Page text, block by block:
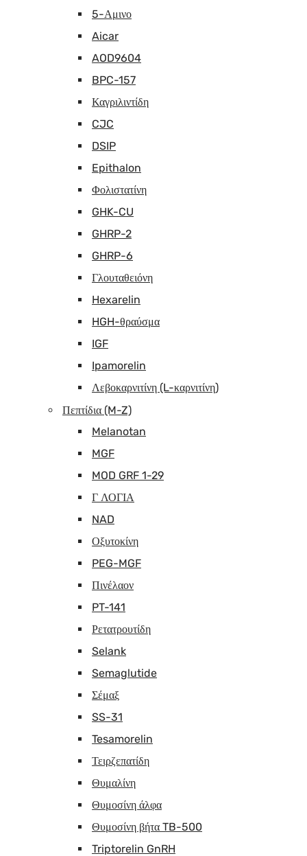
5-Αμινο
Aicar
AOD9604
BPC-157
Καγριλιντίδη
CJC
DSIP
Epithalon
Φολιστατίνη
GHK-CU
GHRP-2
GHRP-6
Γλουταθειόνη
Hexarelin
HGH-θραύσμα
IGF
Ipamorelin
Λεβοκαρνιτίνη (L-καρνιτίνη)
Πεπτίδια (M-Z)
Melanotan
MGF
MOD GRF 1-29
Γ ΛΟΓΙΑ
NAD
Οξυτοκίνη
PEG-MGF
Πινέλαον
PT-141
Ρετατρουτίδη
Selank
Semaglutide
Σέμαξ
SS-31
Tesamorelin
Τειρζεπατίδη
Θυμαλίνη
Θυμοσίνη άλφα
Θυμοσίνη βήτα TB-500
Triptorelin GnRH